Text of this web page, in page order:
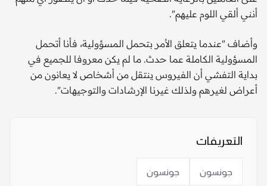
أنني ألقي اللوم عليهم".
وأضاف "عندما يتعلق الأمر بتحمل المسؤولية، فأنا أتحمل
المسؤولية الكاملة عما حدث. ما لم يكن معروفا للجميع في
بداية التفشي أن الفيروس ينتقل من أشخاص لا يعانون من
أعراض لغيرهم ولذلك غيرنا الإرشادات والتوجيهات".
التعريفات
جونسون جونسون